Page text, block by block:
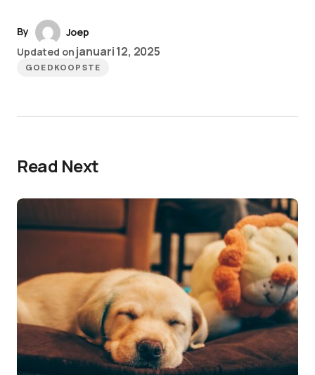
By
Joep
Updated on januari 12, 2025
GOEDKOOPSTE
Read Next